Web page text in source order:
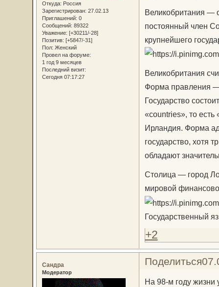
Откуда: Россия
Зарегистрирован: 27.02.13
Приглашений: 0
Сообщений: 89322
Уважение: [+30211/-28]
Позитив: [+5847/-31]
Пол: Женский
Провел на форуме:
1 год 9 месяцев
Последний визит:
Сегодня 07:17:27
Великобритания —
постоянный член
крупнейшего
Великобритания
Форма правления
Государство
«countries», то
Ирландия. Форма
государство, хотя
обладают
Столица — город
мировой
Государственный
+2
Поделиться
Сандра
Модератор
На 98-м году жизни